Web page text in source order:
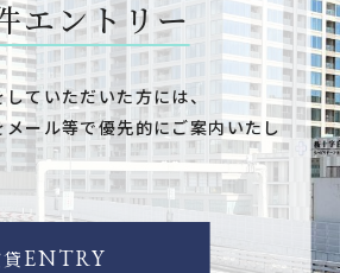
エントリー
ていただいた方には、
メール等で優先的にご案内いたし
ENTRY